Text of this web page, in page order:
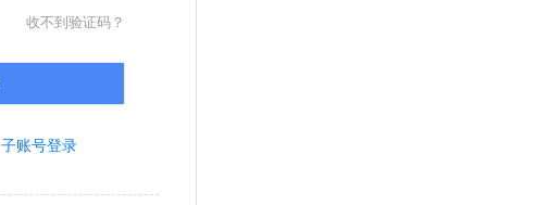
收不到验证码？
子账号登录